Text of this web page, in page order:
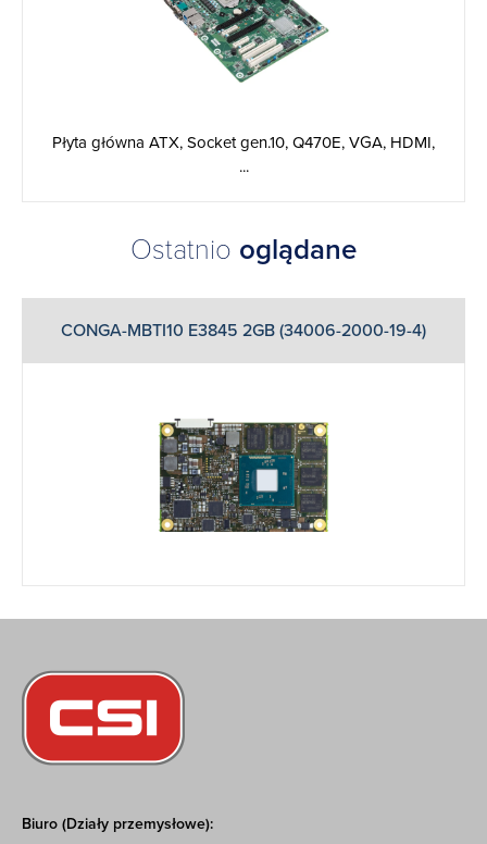
Płyta główna ATX, Socket gen.10, Q470E, VGA, HDMI,
...
Ostatnio oglądane
CONGA-MBTI10 E3845 2GB (34006-2000-19-4)
Biuro (Działy przemysłowe):